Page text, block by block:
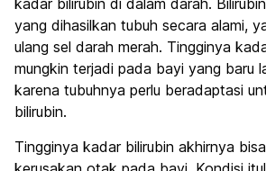
kadar bilirubin di dalam darah.
yang dihasilkan tubuh secara alami,
ulang sel darah merah. Tingginya
mungkin terjadi pada bayi yang baru
karena tubuhnya perlu beradaptasi
bilirubin.
Tingginya kadar bilirubin akhirnya